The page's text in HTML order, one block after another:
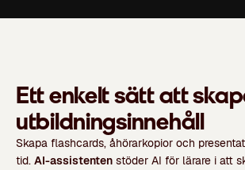
Ett enkelt sätt att
utbildningsinnehåll
Skapa flashcards, åhörarkopior och
tid. AI-assistenten stöder AI för lärare i att